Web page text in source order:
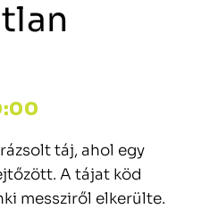
táj, ahol egy
A tájat köd
messziről elkerülte.